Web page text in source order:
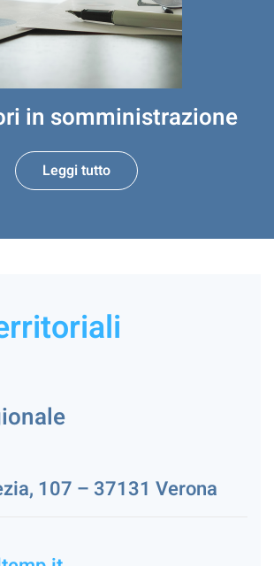
in somministrazione
Leggi tutto
107 – 37131 Verona